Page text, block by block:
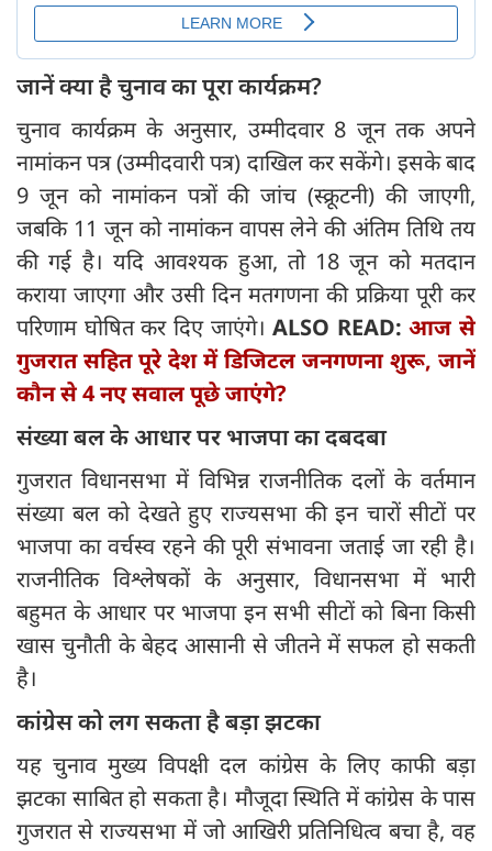
जानें क्या है चुनाव का पूरा कार्यक्रम?
चुनाव कार्यक्रम के अनुसार, उम्मीदवार 8 जून तक अपने
नामांकन पत्र (उम्मीदवारी पत्र) दाखिल कर सकेंगे। इसके बाद
9 जून को नामांकन पत्रों की जांच (स्क्रूटनी) की जाएगी,
जबकि 11 जून को नामांकन वापस लेने की अंतिम तिथि तय
की गई है। यदि आवश्यक हुआ, तो 18 जून को मतदान
कराया जाएगा और उसी दिन मतगणना की प्रक्रिया पूरी कर
परिणाम घोषित कर दिए जाएंगे।ALSO READ:आज से
गुजरात सहित पूरे देश में डिजिटल जनगणना शुरू, जानें
कौन से 4 नए सवाल पूछे जाएंगे?
संख्या बल के आधार पर भाजपा का दबदबा
गुजरात विधानसभा में विभिन्न राजनीतिक दलों के वर्तमान
संख्या बल को देखते हुए राज्यसभा की इन चारों सीटों पर
भाजपा का वर्चस्व रहने की पूरी संभावना जताई जा रही है।
राजनीतिक विश्लेषकों के अनुसार, विधानसभा में भारी
बहुमत के आधार पर भाजपा इन सभी सीटों को बिना किसी
खास चुनौती के बेहद आसानी से जीतने में सफल हो सकती
है।
कांग्रेस को लग सकता है बड़ा झटका
यह चुनाव मुख्य विपक्षी दल कांग्रेस के लिए काफी बड़ा
झटका साबित हो सकता है। मौजूदा स्थिति में कांग्रेस के पास
गुजरात से राज्यसभा में जो आखिरी प्रतिनिधित्व बचा है, वह